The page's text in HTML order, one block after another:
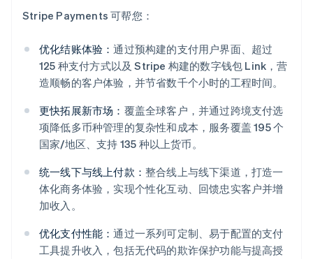
Stripe Payments 可帮您：
优化结账体验：通过预构建的支付用户界面、超过
125 种支付方式以及 Stripe 构建的数字钱包 Link，营
造顺畅的客户体验，并节省数千个小时的工程时间。
更快拓展新市场： 覆盖全球客户，并通过跨境支付选
项降低多币种管理的复杂性和成本，服务覆盖 195 个
国家/地区、支持 135 种以上货币。
统一线下与线上付款： 整合线上与线下渠道，打造一
体化商务体验，实现个性化互动、回馈忠实客户并增
加收入。
优化支付性能：通过一系列可定制、易于配置的支付
工具提升收入，包括无代码的欺诈保护功能与提高授
阿联酋
爱尔兰
English